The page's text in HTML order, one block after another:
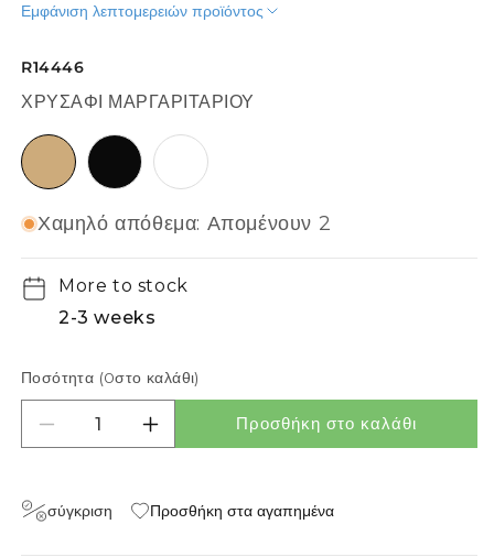
Εμφάνιση λεπτομερειών προϊόντος
R14446
ΧΡΥΣΑΦΊ ΜΑΡΓΑΡΙΤΑΡΙΟΎ
χρυσαφί μαργαριταριού
μαύρο λευκό
Χαμηλό απόθεμα: Απομένουν 2
More to stock
2-3 weeks
Ποσότητα (0στο καλάθι)
Μείωση ποσότητας για LARISA R 40 3CCT DIMM
Αύξηση ποσότητας για LARISA R 40
Προσθήκη στο καλάθι
σύγκριση Προσθήκη στα αγαπημένα